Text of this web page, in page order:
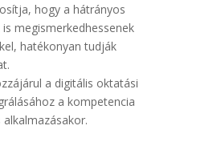
hogy a hátrányos
megismerkedhessenek
hatékonyan tudják
a digitális oktatási
a kompetencia